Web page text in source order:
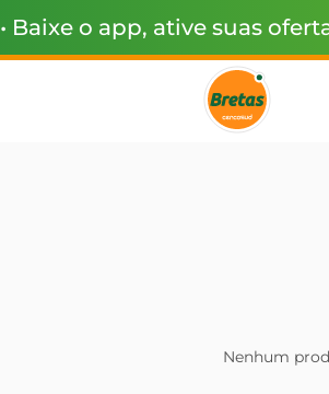
• Baixe o app, ative suas
Nenhum